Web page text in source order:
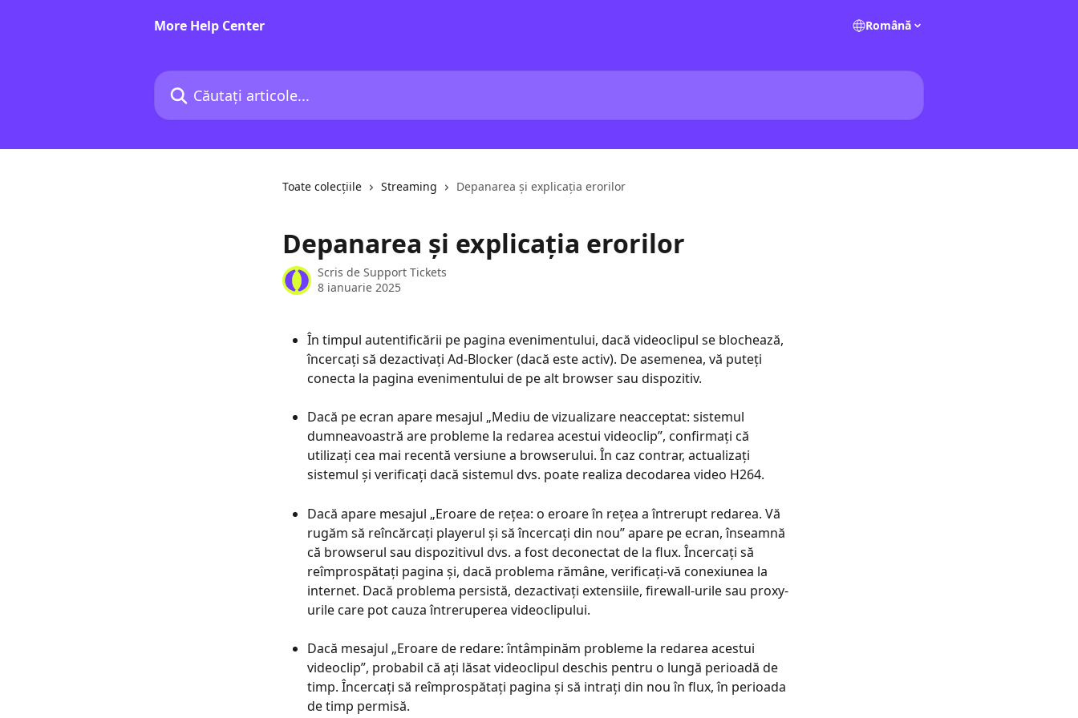
More Help Center
Română
Căutați articole...
Toate colecțiile Streaming Depanarea și explicația erorilor
Depanarea și explicația erorilor
Scris de Support Tickets
8 ianuarie 2025
În timpul autentificării pe pagina evenimentului, dacă videoclipul se blochează,
încercați să dezactivați Ad-Blocker (dacă este activ). De asemenea, vă puteți
conecta la pagina evenimentului de pe alt browser sau dispozitiv.
Dacă pe ecran apare mesajul „Mediu de vizualizare neacceptat: sistemul
dumneavoastră are probleme la redarea acestui videoclip”, confirmați că
utilizați cea mai recentă versiune a browserului. În caz contrar, actualizați
sistemul și verificați dacă sistemul dvs. poate realiza decodarea video H264.
Dacă apare mesajul „Eroare de rețea: o eroare în rețea a întrerupt redarea. Vă
rugăm să reîncărcați playerul și să încercați din nou” apare pe ecran, înseamnă
că browserul sau dispozitivul dvs. a fost deconectat de la flux. Încercați să
reîmprospătați pagina și, dacă problema rămâne, verificați-vă conexiunea la
internet. Dacă problema persistă, dezactivați extensiile, firewall-urile sau proxy-
urile care pot cauza întreruperea videoclipului.
Dacă mesajul „Eroare de redare: întâmpinăm probleme la redarea acestui
videoclip”, probabil că ați lăsat videoclipul deschis pentru o lungă perioadă de
timp. Încercați să reîmprospătați pagina și să intrați din nou în flux, în perioada
de timp permisă.